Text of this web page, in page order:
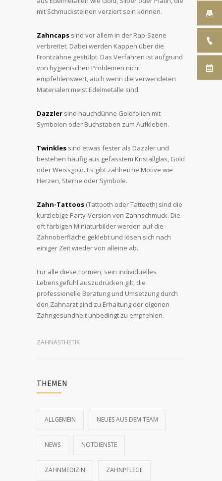
mit Schmucksteinen verziert sein können.
Zahncaps sind vor allem in der Rap-Szene
verbreitet. Dabei werden Kappen über die
Frontzähne gestülpt. Das Verfahren ist aufgrund
von hygienischen Problemen nicht
empfehlenswert, auch wenn die verwendeten
Materialen meist Edelmetalle sind.
Dazzler sind hauchdünne Goldfolien mit
Symbolen oder Buchstaben zum Aufkleben.
Twinkles sind etwas fester als Dazzler und
bestehen häufig aus gefasstem Kristallglas, Gold
oder Weissgold. Es gibt zahlreiche Motive wie
Herzen, Sterne oder Symbole.
Zahn-Tattoos (Tattooth oder Tatteeth) sind die
kurzlebige Party-Version von Zahnschmuck. Die
oft farbigen Miniaturbilder werden auf die
Zahnoberfläche geklebt und lösen sich nach
einiger Zeit wieder von alleine ab.
Für alle diese Formen, sein individuelles
Lebensgefühl auszudrücken gilt, die
professionelle Beratung und Umsetzung durch
den Zahnarzt sind zu Erhaltung der eigenen
Zahngesundheit unbedingt zu empfehlen.
ZAHNÄSTHETIK
THEMEN
ALLGEMEIN NEUES AUS DEM TEAM
NEWS NOTDIENSTE
ZAHNMEDIZIN ZAHNPFLEGE